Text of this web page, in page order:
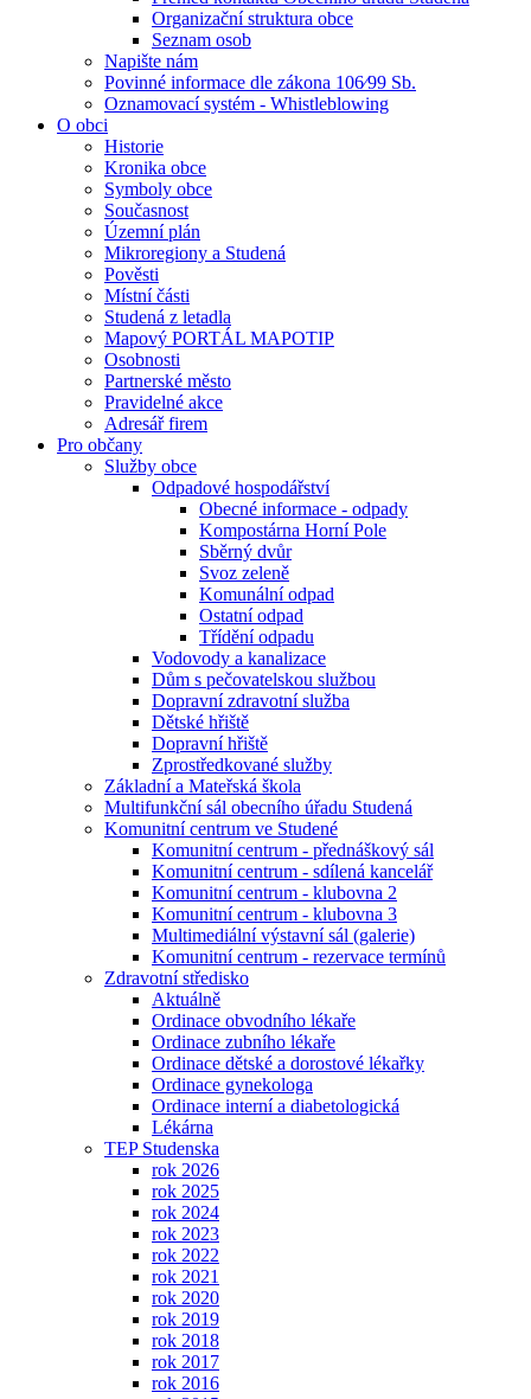
Organizační struktura obce
Seznam osob
Napište nám
Povinné informace dle zákona 106⁄99 Sb.
Oznamovací systém - Whistleblowing
O obci
Historie
Kronika obce
Symboly obce
Současnost
Územní plán
Mikroregiony a Studená
Pověsti
Místní části
Studená z letadla
Mapový PORTÁL MAPOTIP
Osobnosti
Partnerské město
Pravidelné akce
Adresář firem
Pro občany
Služby obce
Odpadové hospodářství
Obecné informace - odpady
Kompostárna Horní Pole
Sběrný dvůr
Svoz zeleně
Komunální odpad
Ostatní odpad
Třídění odpadu
Vodovody a kanalizace
Dům s pečovatelskou službou
Dopravní zdravotní služba
Dětské hřiště
Dopravní hřiště
Zprostředkované služby
Základní a Mateřská škola
Multifunkční sál obecního úřadu Studená
Komunitní centrum ve Studené
Komunitní centrum - přednáškový sál
Komunitní centrum - sdílená kancelář
Komunitní centrum - klubovna 2
Komunitní centrum - klubovna 3
Multimediální výstavní sál (galerie)
Komunitní centrum - rezervace termínů
Zdravotní středisko
Aktuálně
Ordinace obvodního lékaře
Ordinace zubního lékaře
Ordinace dětské a dorostové lékařky
Ordinace gynekologa
Ordinace interní a diabetologická
Lékárna
TEP Studenska
rok 2026
rok 2025
rok 2024
rok 2023
rok 2022
rok 2021
rok 2020
rok 2019
rok 2018
rok 2017
rok 2016